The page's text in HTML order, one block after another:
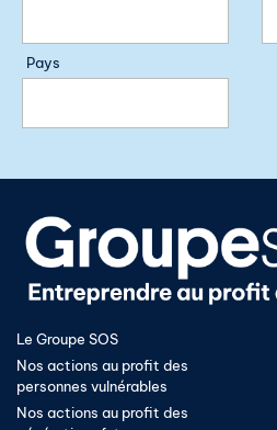
Pays
Le Groupe SOS
Nos actions au profit des
personnes vulnérables
Nos actions au profit des